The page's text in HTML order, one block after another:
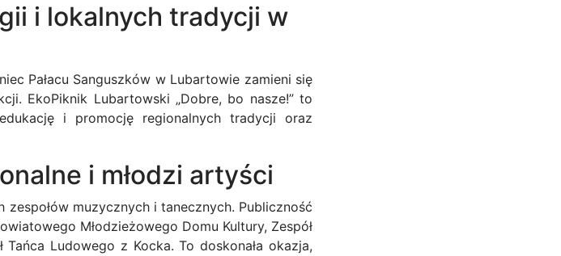
i lokalnych tradycji w
Pałacu Sanguszków w Lubartowie zamieni się
EkoPiknik Lubartowski „Dobre, bo nasze!” to
i promocję regionalnych tradycji oraz
i młodzi artyści
muzycznych i tanecznych. Publiczność
Młodzieżowego Domu Kultury, Zespół
Tańca Ludowego z Kocka. To doskonała okazja,